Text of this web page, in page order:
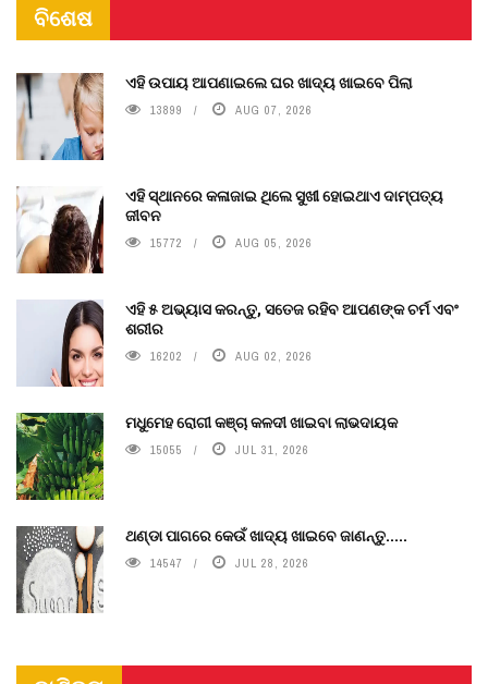
ବିଶେଷ
ଏହି ଉପାୟ ଆପଣାଇଲେ ଘର ଖାଦ୍ୟ ଖାଇବେ ପିଲା
13899 AUG 07, 2026
ଏହି ସ୍ଥାନରେ କଳାଜାଇ ଥିଲେ ସୁଖୀ ହୋଇଥାଏ ଦାମ୍ପତ୍ୟ
ଜୀବନ
15772 AUG 05, 2026
ଏହି ୫ ଅଭ୍ୟାସ କରନ୍ତୁ, ସତେଜ ରହିବ ଆପଣଙ୍କ ଚର୍ମ ଏବଂ
ଶରୀର
16202 AUG 02, 2026
ମଧୁମେହ ରୋଗୀ କଞ୍ଚା କଳଦୀ ଖାଇବା ଲାଭଦାୟକ
15055 JUL 31, 2026
ଥଣ୍ଡା ପାଗରେ କେଉଁ ଖାଦ୍ୟ ଖାଇବେ ଜାଣନ୍ତୁ.....
14547 JUL 28, 2026